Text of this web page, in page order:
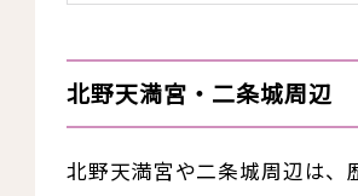
北野天満宮・二条城周辺
北野天満宮や二条城周辺は、